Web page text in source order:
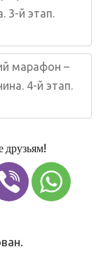
3-й этап.
марафон –
4-й этап.
друзьям!